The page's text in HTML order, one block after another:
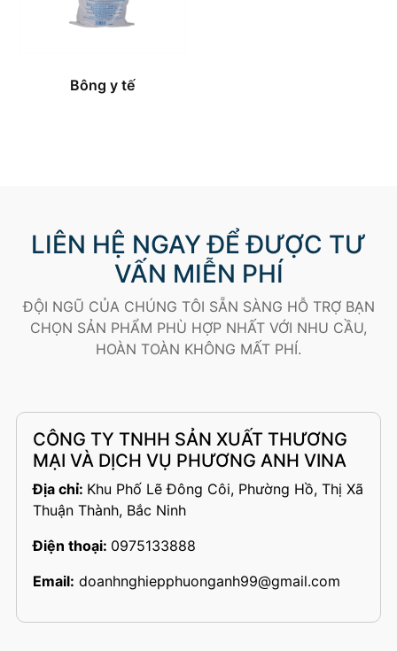
Bông y tế
LIÊN HỆ NGAY ĐỂ ĐƯỢC TƯ
VẤN MIỄN PHÍ
ĐỘI NGŨ CỦA CHÚNG TÔI SẴN SÀNG HỖ TRỢ BẠN
CHỌN SẢN PHẨM PHÙ HỢP NHẤT VỚI NHU CẦU,
HOÀN TOÀN KHÔNG MẤT PHÍ.
CÔNG TY TNHH SẢN XUẤT THƯƠNG
MẠI VÀ DỊCH VỤ PHƯƠNG ANH VINA
Địa chỉ: Khu Phố Lẽ Đông Côi, Phường Hồ, Thị Xã
Thuận Thành, Bắc Ninh
Điện thoại: 0975133888
Email: doanhnghiepphuonganh99@gmail.com